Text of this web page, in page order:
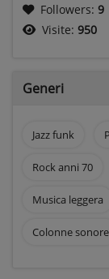
Followers: 9
Visite: 950
Generi
Jazz funk
Rock anni 70
Musica leggera
Colonne sonore